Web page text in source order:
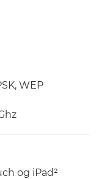
WEP
og iPad²